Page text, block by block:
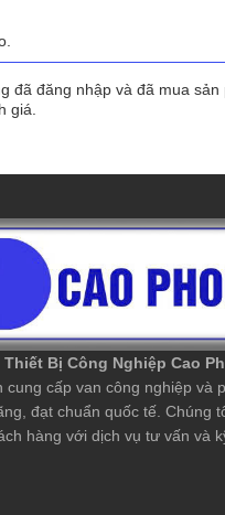
đã đăng nhập và đã mua sản
giá.
Thiết Bị Công Nghiệp Cao
cung cấp van công nghiệp và
đạt chuẩn quốc tế. Chúng
hàng với dịch vụ tư vấn và